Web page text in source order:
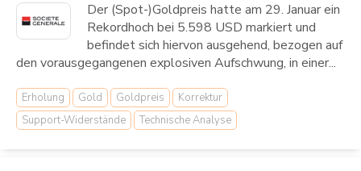
Der (Spot-)Goldpreis hatte am 29. Januar ein
Rekordhoch bei 5.598 USD markiert und
befindet sich hiervon ausgehend, bezogen auf
den vorausgegangenen explosiven Aufschwung, in einer...
Erholung Gold Goldpreis
Korrektur
Support-Widerstände
Technische Analyse